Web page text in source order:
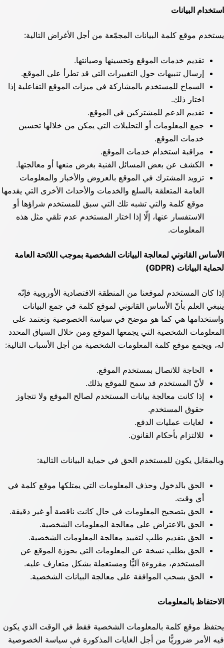
استخدام البيانات
يستخدم موقع كلمة البيانات المجمّعة من أجل الأغراض التالية:
تقديم خدمات الموقع وتحسينها وصيانتها.
إرسال تنبيهات حول التغييرات التي قد تطرأ على الموقع.
السماح للمستخدم بالمشاركة في ميزات الموقع التفاعلية إذا
اختار ذلك.
تقديم الدعم للمشتركين في الموقع.
جمع المعلومات أو التحليلات التي يمكن من خلالها تحسين
خدمات الموقع.
مراقبة استخدام خدمات الموقع.
الكشف عن بعض المسائل الفنية بغرض منعها أو معالجتها.
تزويد المشترك في الموقع بالعروض والأخبار والمعلومات
العامة المتعلقة بالسلع والخدمات والأحداث الأخرى التي يقدمها
موقع كلمة والتي تشبه تلك التي سبق للمستخدم شراؤها أو
الاستفسار عنها، إلّا إذا اختار المستخدم عدم تلقي مثل هذه
المعلومات.
الأساس القانوني لمعالجة البيانات الشخصية بموجب اللائحة العامة
لحماية البيانات (GDPR
)
إذا كان المستخدم لموقعنا من المنطقة الاقتصادية الأوروبية فإنّه
ينبغي العلم بأنّ الأساس القانوني لموقع كلمة في جمع البيانات
واستخدامها هي كما هو موضح في سياسة الخصوصية وتعتمد على
المعلومات الشخصية التي يجمعها الموقع ومن خلال السياق المحدد
له، ويجمع موقع كلمة المعلومات الشخصية من أجل الأسباب التالية:
الحاجة للاتصال بمستخدم الموقع.
لأنّ المستخدم قد سمح للموقع بذلك.
إذا كانت معالجة بيانات المستخدم لصالح الموقع ولا تتجاوز
حقوق المستخدم.
لغايات عمليات الدفع.
للالتزام بأحكام القانون.
وبالمقابل يكون للمستخدم الحق في حماية البيانات التالية:
الحق بالدخول وحذف المعلومات التي يمتلكها موقع كلمة في
أي وقت.
الحق بتصحيح المعلومات في حال كانت ناقصة أو غير دقيقة.
الحق بالاعتراض على معالجة المعلومات الشخصية.
الحق بتقديم طلب لتقييد معالجة المعلومات الشخصية.
الحق بطلب نسخة عن المعلومات التي بحوزة الموقع عن
المستخدم، مقروءة آليًّا ومستعملة بشكل متعارف عليه.
الحق بسحب الموافقة على معالجة البيانات الشخصية.
الاحتفاظ بالمعلومات
يحتفظ موقع كلمة بالمعلومات الشخصية فقط في الوقت الذي يكون
فيه الأمر ضروريًّا من أجل الغايات المذكورة في سياسة الخصوصية